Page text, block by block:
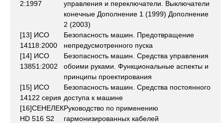
2:1997
управления и переключатели. Выключатели
конечные Дополнение 1 (1999) Дополнение
2 (2003)
[13] ИСО
14118:2000
Безопасность машин. Предотвращение
непредусмотренного пуска
[14] ИСО
13851:2002
Безопасность машин. Средства управления
обоими руками. Функциональные аспекты и
принципы проектирования
[15] ИСО
14122 серия
Безопасность машин. Средства постоянного
доступа к машине
[16]СЕНЕЛЕК
НD 516 S2
Руководство по применению
гармонизированных кабелей